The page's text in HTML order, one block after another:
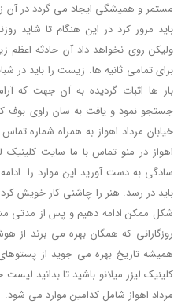
مستمر و همیشگی ایجاد می گردد در آن
باید مرور کرد در این هنگام تا شاید
ولیکن روی نخواهد داد آن حادثه اعظم
برای تمامی ثانیه ها. زیست را باید در
بار ها اثبات گردیده به آن جهت که
جستجو نمود و یافت به سان راوی بوف
خیابان مرداد اهواز به همراه شماره
اهواز در منو تماس با ما سایت کلینیک
سادگی به دست آورید این موارد را.
باید در رسد. هنر را چاشنی کار خویش کرده
شکل ممکن ادامه دهیم و پس از مدتی
روزگارانی که همگان بهره می برند از
همیشه تاریخ بهره می جوید از
کلینیک لیزر میلانو باشید تا بدانید
مرداد اهواز شامل کدامین موارد می شود.